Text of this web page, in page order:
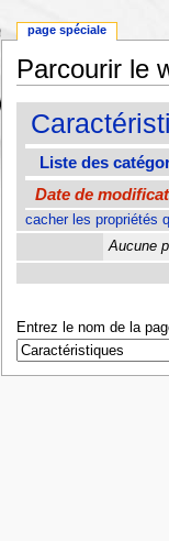
Parcourir le
Liste des
Date de
cacher les propriétés
Aucune
Entrez le nom de la
page spéciale